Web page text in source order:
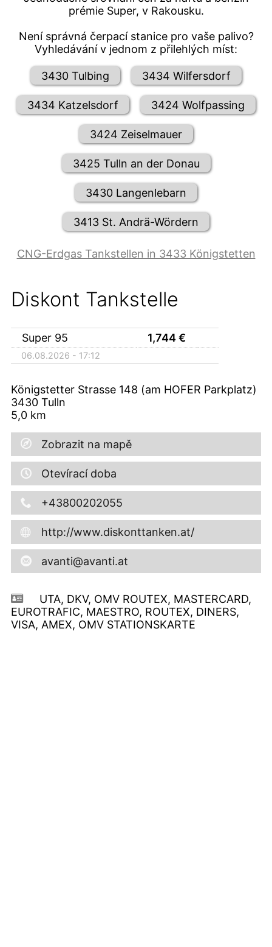
prémie Super, v Rakousku.
Není správná čerpací stanice pro vaše palivo?
Vyhledávání v jednom z přilehlých míst:
3430 Tulbing 3434 Wilfersdorf
3434 Katzelsdorf 3424 Wolfpassing
3424 Zeiselmauer
3425 Tulln an der Donau
3430 Langenlebarn
3413 St. Andrä-Wördern
CNG-Erdgas Tankstellen in 3433 Königstetten
Diskont Tankstelle
Super 95 1,744€
06.08.2026 - 17:12
Königstetter Strasse 148 (am HOFER Parkplatz)
3430 Tulln
5,0 km
Zobrazit na mapě
Otevírací doba
+43800202055
http://www.diskonttanken.at/
avanti@avanti.at
UTA, DKV, OMV ROUTEX, MASTERCARD,
EUROTRAFIC, MAESTRO, ROUTEX, DINERS,
VISA, AMEX, OMV STATIONSKARTE